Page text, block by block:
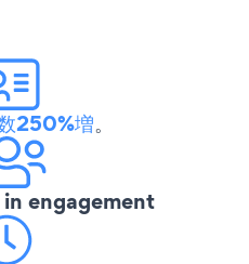
250%増。
in engagement